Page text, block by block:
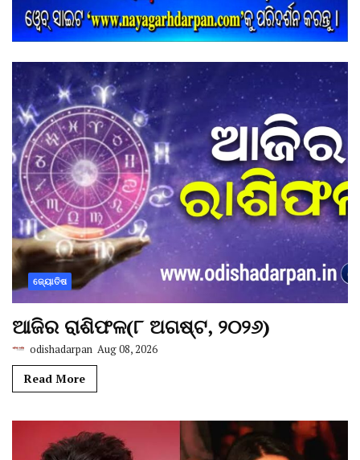
ଜ୍ୟୋତିଷ
ଆଜିର ରାଶିଫଳ(୮ ଅଗଷ୍ଟ, ୨୦୨୬)
odishadarpan Aug 08, 2026
Read More